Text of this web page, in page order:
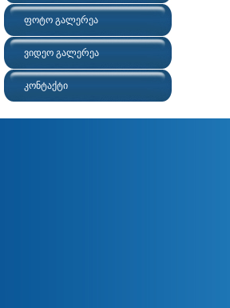
ფოტო გალერეა
ვიდეო გალერეა
კონტაქტი